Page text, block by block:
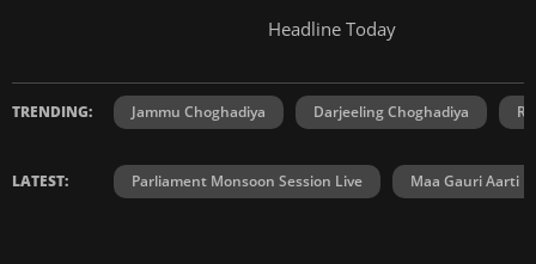
Headline Today
TRENDING: Jammu Choghadiya Darjeeling Choghadiya
LATEST: Parliament Monsoon Session Live Maa Gauri Aarti